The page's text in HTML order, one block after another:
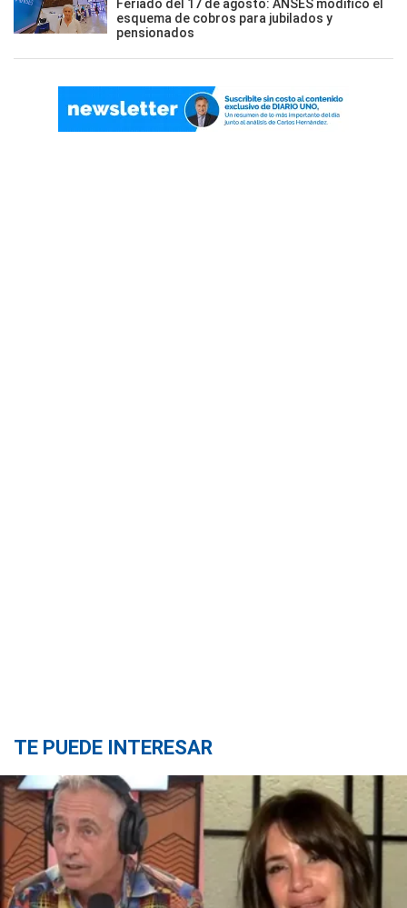
Feriado del 17 de agosto: ANSES modificó el
esquema de cobros para jubilados y
pensionados
TE PUEDE INTERESAR